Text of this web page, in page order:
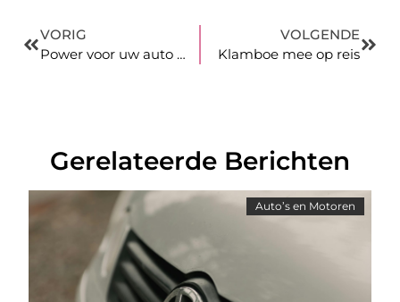
VORIG
Power voor uw auto met de beste laadpalen
VOLGENDE
Klamboe mee op reis
Gerelateerde Berichten
Auto’s en Motoren